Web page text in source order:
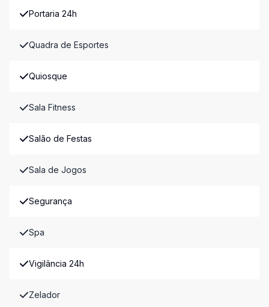
Portaria 24h
Quadra de Esportes
Quiosque
Sala Fitness
Salão de Festas
Sala de Jogos
Segurança
Spa
Vigilância 24h
Zelador